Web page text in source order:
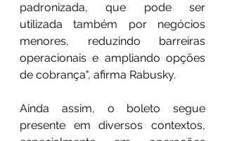
padronizada, que pode ser
utilizada também por negócios
menores, reduzindo barreiras
operacionais e ampliando opções
de cobrança", afirma Rabusky.
Ainda assim, o boleto segue
presente em diversos contextos,